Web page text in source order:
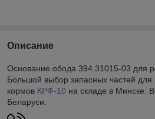
Описание
Основание обода 394.31015-03 для
Большой выбор запасных частей для
кормов КРФ-10 на складе в Минске.
Беларуси.